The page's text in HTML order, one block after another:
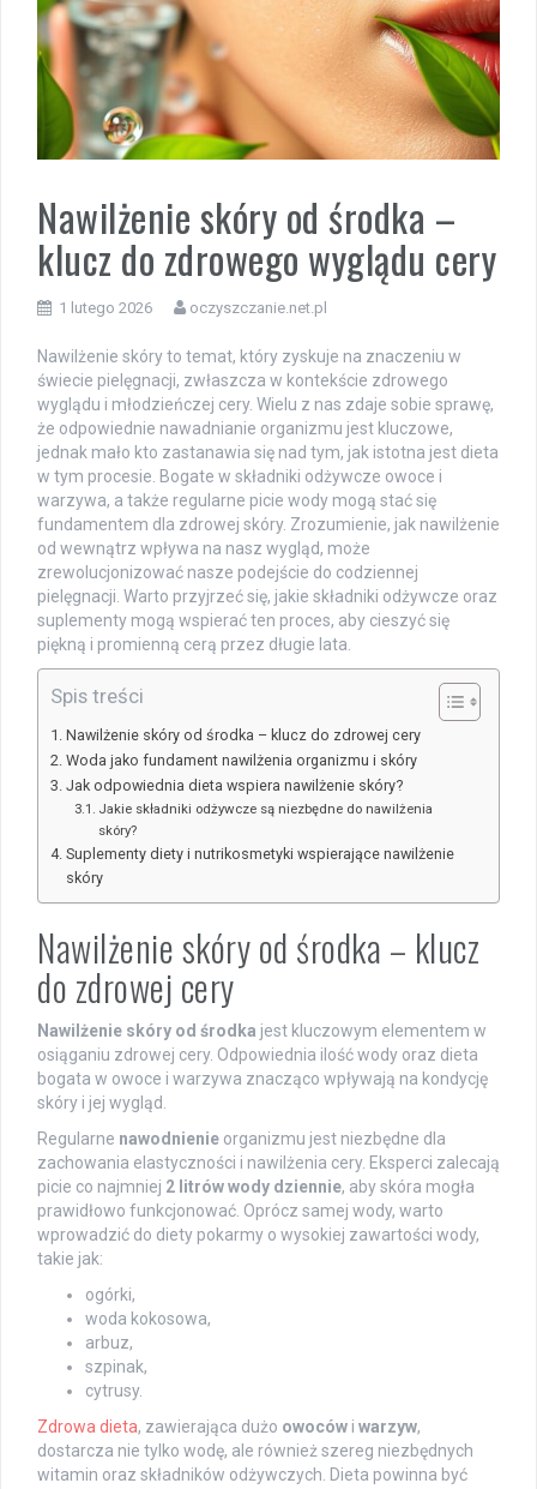
Nawilżenie skóry od środka –
klucz do zdrowego wyglądu cery
1 lutego 2026 oczyszczanie.net.pl
Nawilżenie skóry to temat, który zyskuje na znaczeniu w
świecie pielęgnacji, zwłaszcza w kontekście zdrowego
wyglądu i młodzieńczej cery. Wielu z nas zdaje sobie sprawę,
że odpowiednie nawadnianie organizmu jest kluczowe,
jednak mało kto zastanawia się nad tym, jak istotna jest dieta
w tym procesie. Bogate w składniki odżywcze owoce i
warzywa, a także regularne picie wody mogą stać się
fundamentem dla zdrowej skóry. Zrozumienie, jak nawilżenie
od wewnątrz wpływa na nasz wygląd, może
zrewolucjonizować nasze podejście do codziennej
pielęgnacji. Warto przyjrzeć się, jakie składniki odżywcze oraz
suplementy mogą wspierać ten proces, aby cieszyć się
piękną i promienną cerą przez długie lata.
Spis treści
Nawilżenie skóry od środka – klucz do zdrowej cery
Woda jako fundament nawilżenia organizmu i skóry
Jak odpowiednia dieta wspiera nawilżenie skóry?
Jakie składniki odżywcze są niezbędne do nawilżenia
skóry?
Suplementy diety i nutrikosmetyki wspierające nawilżenie
skóry
Nawilżenie skóry od środka – klucz
do zdrowej cery
Nawilżenie skóry od środka jest kluczowym elementem w
osiąganiu zdrowej cery. Odpowiednia ilość wody oraz dieta
bogata w owoce i warzywa znacząco wpływają na kondycję
skóry i jej wygląd.
Regularne nawodnienie organizmu jest niezbędne dla
zachowania elastyczności i nawilżenia cery. Eksperci zalecają
picie co najmniej 2 litrów wody dziennie, aby skóra mogła
prawidłowo funkcjonować. Oprócz samej wody, warto
wprowadzić do diety pokarmy o wysokiej zawartości wody,
takie jak:
ogórki,
woda kokosowa,
arbuz,
szpinak,
cytrusy.
Zdrowa dieta, zawierająca dużo owoców i warzyw,
dostarcza nie tylko wodę, ale również szereg niezbędnych
witamin oraz składników odżywczych. Dieta powinna być